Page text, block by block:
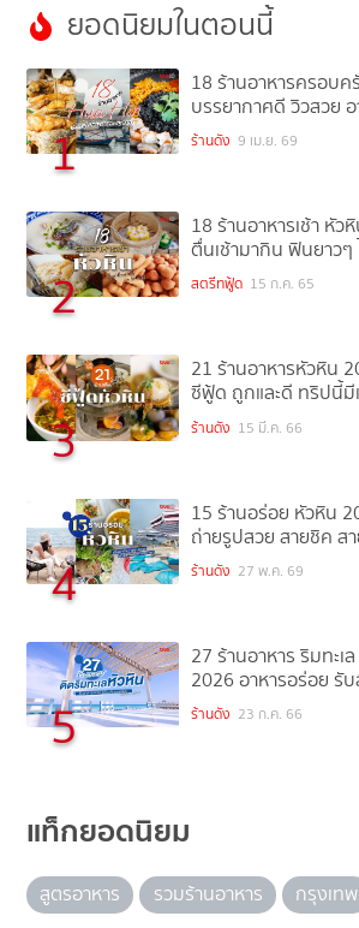
ยอดนิยมในตอนนี้
1
18 ร้านอาหารครอบ
บรรยากาศดี วิวสวย
ร้านดัง 9 เม.ย. 69
2
18 ร้านอาหารเช้า หัวหิ
ตื่นเช้ามากิน ฟินยาวๆ
สตรีทฟู้ด 15 ก.ค. 65
3
21 ร้านอาหารหัวหิน
ซีฟู้ด ถูกและดี ทริปนี้
ร้านดัง 15 มี.ค. 66
4
15 ร้านอร่อย หัวหิน
ถ่ายรูปสวย สายชิค ส
ร้านดัง 27 พ.ค. 69
5
27 ร้านอาหาร ริมทะเ
2026 อาหารอร่อย รั
ร้านดัง 23 ก.ค. 66
แท็กยอดนิยม
สูตรอาหาร รวมร้านอาหาร
กรุงเทพ